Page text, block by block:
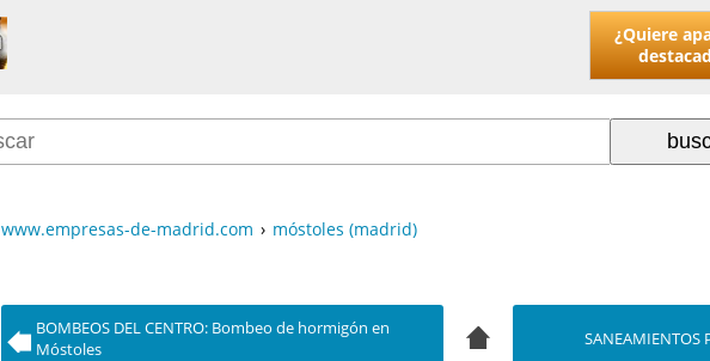
¿Quiere
www.empresas-de-madrid.com › móstoles (madrid)
BOMBEOS DEL CENTRO: Bombeo de hormigón en
Móstoles